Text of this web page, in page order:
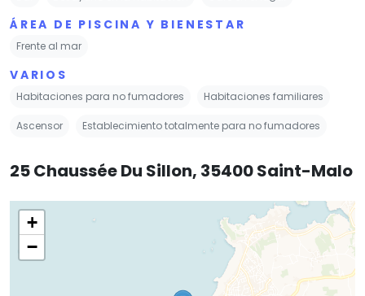
ÁREA DE PISCINA Y BIENESTAR
Frente al mar
VARIOS
Habitaciones para no fumadores Habitaciones familiares
Ascensor Establecimiento totalmente para no fumadores
25 Chaussée Du Sillon, 35400 Saint-Malo
+
−